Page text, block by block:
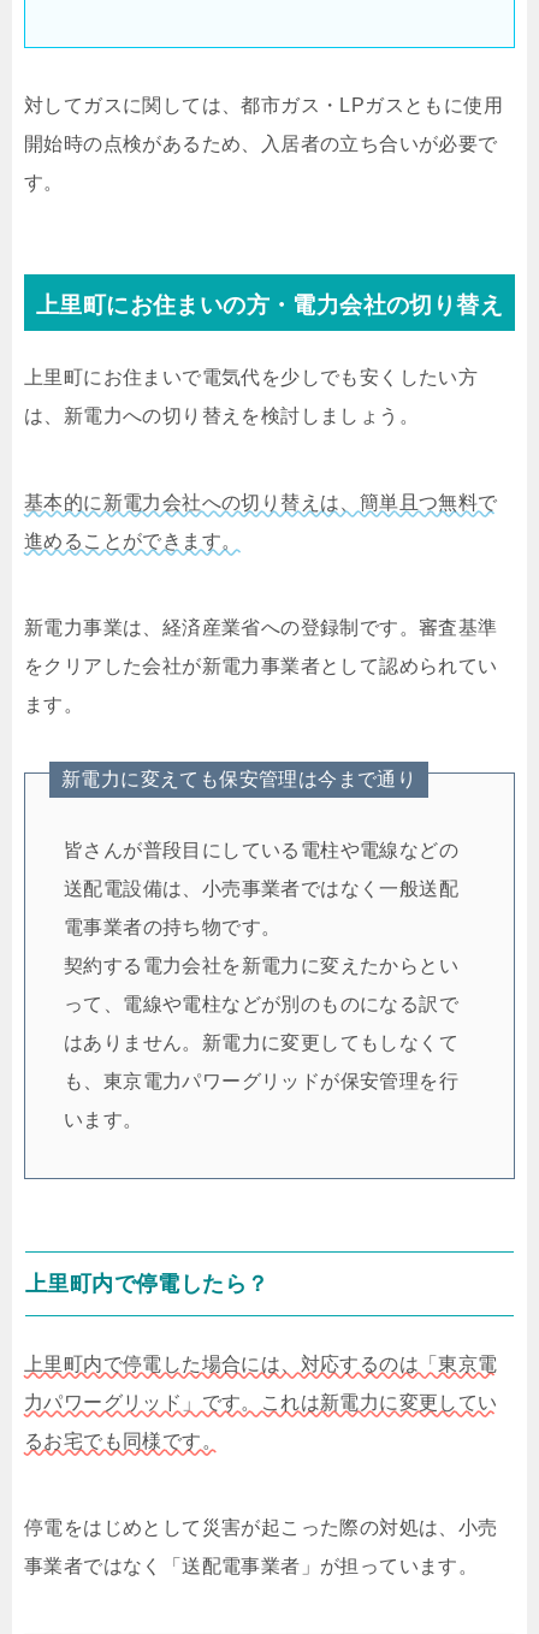
対してガスに関しては、都市ガス・LPガスともに使用
開始時の点検があるため、入居者の立ち合いが必要で
す。
上里町にお住まいの方・電力会社の切り替え
上里町にお住まいで電気代を少しでも安くしたい方
は、新電力への切り替えを検討しましょう。
基本的に新電力会社への切り替えは、簡単且つ無料で
進めることができます。
新電力事業は、経済産業省への登録制です。審査基準
をクリアした会社が新電力事業者として認められてい
ます。
新電力に変えても保安管理は今まで通り
皆さんが普段目にしている電柱や電線などの
送配電設備は、小売事業者ではなく一般送配
電事業者の持ち物です。
契約する電力会社を新電力に変えたからとい
って、電線や電柱などが別のものになる訳で
はありません。新電力に変更してもしなくて
も、東京電力パワーグリッドが保安管理を行
います。
上里町内で停電したら？
上里町内で停電した場合には、対応するのは「東京電
力パワーグリッド」です。これは新電力に変更してい
るお宅でも同様です。
停電をはじめとして災害が起こった際の対処は、小売
事業者ではなく「送配電事業者」が担っています。